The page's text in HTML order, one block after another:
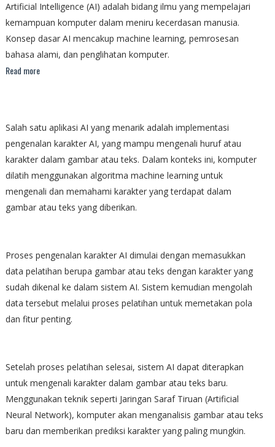
Artificial Intelligence (AI) adalah bidang ilmu yang mempelajari
kemampuan komputer dalam meniru kecerdasan manusia.
Konsep dasar AI mencakup machine learning, pemrosesan
bahasa alami, dan penglihatan komputer.
Read more
Salah satu aplikasi AI yang menarik adalah implementasi
pengenalan karakter AI, yang mampu mengenali huruf atau
karakter dalam gambar atau teks. Dalam konteks ini, komputer
dilatih menggunakan algoritma machine learning untuk
mengenali dan memahami karakter yang terdapat dalam
gambar atau teks yang diberikan.
Proses pengenalan karakter AI dimulai dengan memasukkan
data pelatihan berupa gambar atau teks dengan karakter yang
sudah dikenal ke dalam sistem AI. Sistem kemudian mengolah
data tersebut melalui proses pelatihan untuk memetakan pola
dan fitur penting.
Setelah proses pelatihan selesai, sistem AI dapat diterapkan
untuk mengenali karakter dalam gambar atau teks baru.
Menggunakan teknik seperti Jaringan Saraf Tiruan (Artificial
Neural Network), komputer akan menganalisis gambar atau teks
baru dan memberikan prediksi karakter yang paling mungkin.